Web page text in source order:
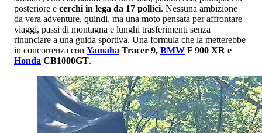
posteriore e cerchi in lega da 17 pollici. Nessuna ambizione
da vera adventure, quindi, ma una moto pensata per affrontare
viaggi, passi di montagna e lunghi trasferimenti senza
rinunciare a una guida sportiva. Una formula che la metterebbe
in concorrenza con Yamaha Tracer 9, BMW F 900 XR e
Honda CB1000GT.